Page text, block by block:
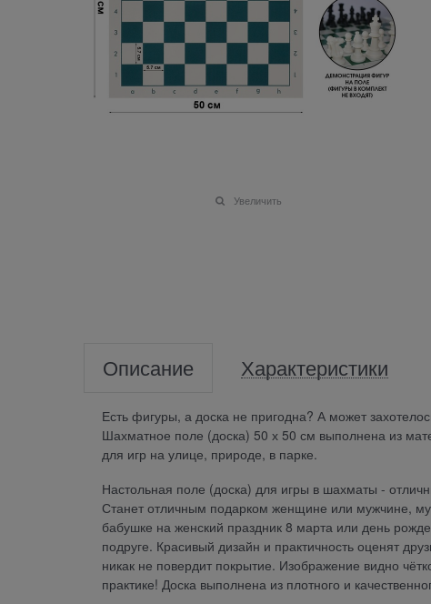
Увеличить
Описание Характеристики
Есть фигуры, а доска не пригодна? А может
Шахматное поле (доска) 50 х 50 см выполнена из
для игр на улице, природе, в парке.
Настольная поле (доска) для игры в шахматы -
Станет отличным подарком женщине или мужчине,
бабушке на женский праздник 8 марта или день
подруге. Красивый дизайн и практичность оценят
никак не повердит покрытие. Изображение видно
практике! Доска выполнена из плотного и